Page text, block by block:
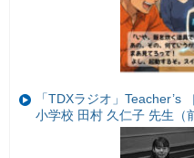
「TDXラジオ」Teacher’s
小学校 田村 久仁子 先生（